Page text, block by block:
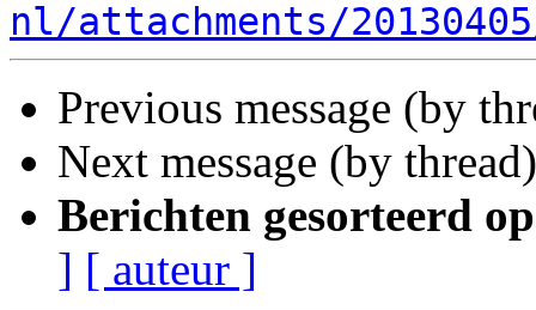
nl/attachments/
Previous message (by
Next message (by
Berichten gesorteerd
] [ auteur ]